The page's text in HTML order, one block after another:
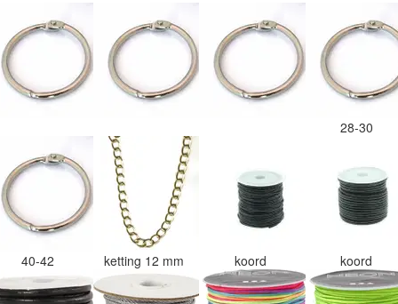
28-30
40-42 ketting 12 mm koord koord